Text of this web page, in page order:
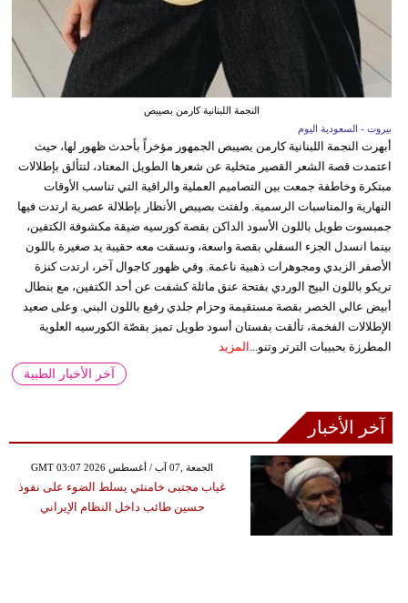
النجمة اللبنانية كارمن بصيبص
بيروت - السعودية اليوم
أبهرت النجمة اللبنانية كارمن بصيبص الجمهور مؤخراً بأحدث ظهور لها، حيث
اعتمدت قصة الشعر القصير متخلية عن شعرها الطويل المعتاد، لتتألق بإطلالات
مبتكرة وخاطفة جمعت بين التصاميم العملية والراقية التي تناسب الأوقات
النهارية والمناسبات الرسمية. ولفتت بصيبص الأنظار بإطلالة عصرية ارتدت فيها
جمبسوت طويل باللون الأسود الداكن بقصة كورسيه ضيقة مكشوفة الكتفين،
بينما انسدل الجزء السفلي بقصة واسعة، ونسقت معه حقيبة يد صغيرة باللون
الأصفر الزبدي ومجوهرات ذهبية ناعمة. وفي ظهور كاجوال آخر، ارتدت كنزة
تريكو باللون البيج الوردي بفتحة عنق مائلة كشفت عن أحد الكتفين، مع بنطال
أبيض عالي الخصر بقصة مستقيمة وحزام جلدي رفيع باللون البني. وعلى صعيد
الإطلالات الفخمة، تألقت بفستان أسود طويل تميز بقصّة الكورسيه العلوية
المطرزة بحبيبات الترتر وتنو...
المزيد
آخر الأخبار الطبية
آخر الأخبار
GMT 03:07 2026 الجمعة ,07 آب / أغسطس
غياب مجتبى خامنئي يسلط الضوء على نفوذ
حسين طائب داخل النظام الإيراني